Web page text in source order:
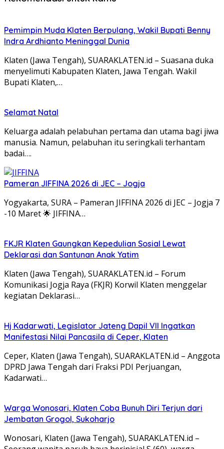
Pemimpin Muda Klaten Berpulang, Wakil Bupati Benny
Indra Ardhianto Meninggal Dunia
Klaten (Jawa Tengah), SUARAKLATEN.id – Suasana duka
menyelimuti Kabupaten Klaten, Jawa Tengah. Wakil
Bupati Klaten,…
Selamat Natal
Keluarga adalah pelabuhan pertama dan utama bagi jiwa
manusia. Namun, pelabuhan itu seringkali terhantam
badai….
Pameran JIFFINA 2026 di JEC – Jogja
Yogyakarta, SURA – Pameran JIFFINA 2026 di JEC – Jogja 7
-10 Maret 🌟 JIFFINA…
FKJR Klaten Gaungkan Kepedulian Sosial Lewat
Deklarasi dan Santunan Anak Yatim
Klaten (Jawa Tengah), SUARAKLATEN.id – Forum
Komunikasi Jogja Raya (FKJR) Korwil Klaten menggelar
kegiatan Deklarasi…
Hj Kadarwati, Legislator Jateng Dapil VII Ingatkan
Manifestasi Nilai Pancasila di Ceper, Klaten
Ceper, Klaten (Jawa Tengah), SUARAKLATEN.id – Anggota
DPRD Jawa Tengah dari Fraksi PDI Perjuangan,
Kadarwati…
Warga Wonosari, Klaten Coba Bunuh Diri Terjun dari
Jembatan Grogol, Sukoharjo
Wonosari, Klaten (Jawa Tengah), SUARAKLATEN.id –